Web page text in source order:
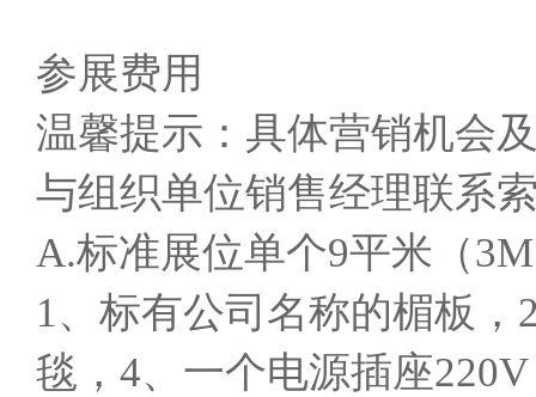
参展费用
温馨提示：具体营销机会
与组织单位销售经理联系
A.标准展位单个9平米（
1、标有公司名称的楣板
毯，4、一个电源插座